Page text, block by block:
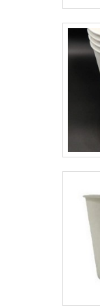
de
ter